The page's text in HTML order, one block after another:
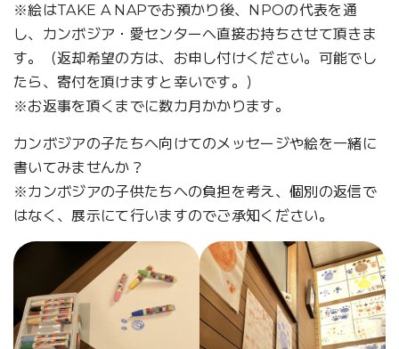
※絵はTAKE A NAPでお預かり後、NPOの代表を通
し、カンボジア・愛センターへ直接お持ちさせて頂きま
す。（返却希望の方は、お申し付けください。可能でし
たら、寄付を頂けますと幸いです。）
※お返事を頂くまでに数カ月かかります。
カンボジアの子たちへ向けてのメッセージや絵を一緒に
書いてみませんか？
※カンボジアの子供たちへの負担を考え、個別の返信で
はなく、展示にて行いますのでご承知ください。